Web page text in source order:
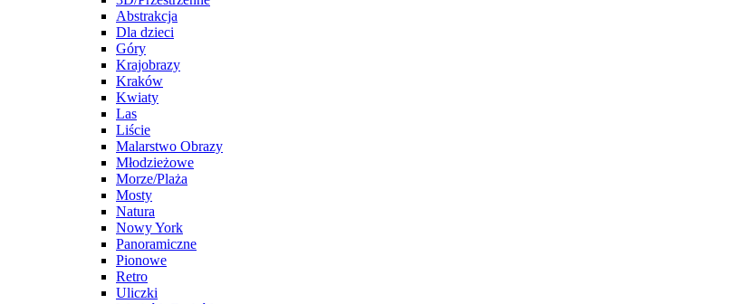
Abstrakcja
Dla dzieci
Góry
Krajobrazy
Kraków
Kwiaty
Las
Liście
Malarstwo Obrazy
Młodzieżowe
Morze/Plaża
Mosty
Natura
Nowy York
Panoramiczne
Pionowe
Retro
Uliczki